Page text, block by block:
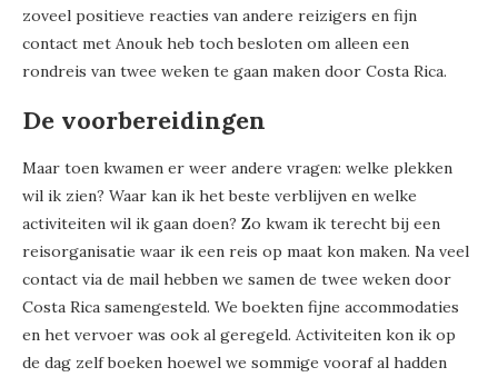
zoveel positieve reacties van andere reizigers en fijn
contact met Anouk heb toch besloten om alleen een
rondreis van twee weken te gaan maken door Costa Rica.
De voorbereidingen
Maar toen kwamen er weer andere vragen: welke plekken
wil ik zien? Waar kan ik het beste verblijven en welke
activiteiten wil ik gaan doen? Zo kwam ik terecht bij een
reisorganisatie waar ik een reis op maat kon maken. Na veel
contact via de mail hebben we samen de twee weken door
Costa Rica samengesteld. We boekten fijne accommodaties
en het vervoer was ook al geregeld. Activiteiten kon ik op
de dag zelf boeken hoewel we sommige vooraf al hadden